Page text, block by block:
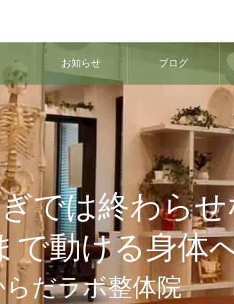
お知らせ ブログ
では終わら
で動ける身体
らだラボ整体院